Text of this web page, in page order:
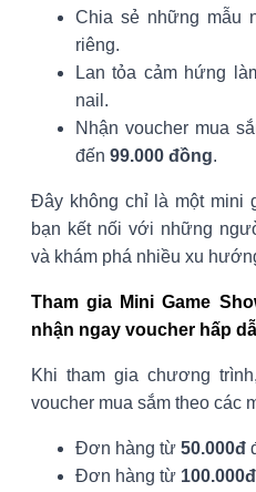
Chia sẻ những mẫu
riêng.
Lan tỏa cảm hứng
nail.
Nhận voucher mua
đến 99.000 đồng.
Đây không chỉ là một mini
bạn kết nối với những
và khám phá nhiều xu
Tham gia Mini Game
nhận ngay voucher hấp
Khi tham gia chương
voucher mua sắm theo các
Đơn hàng từ 50.000đ
Đơn hàng từ 100.000đ